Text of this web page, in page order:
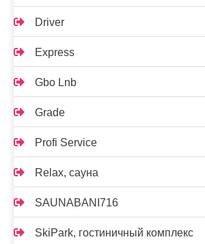
Driver
Express
Gbo Lnb
Grade
Profi Service
Relax, сауна
SAUNABANI716
SkiPark, гостиничный комплекс